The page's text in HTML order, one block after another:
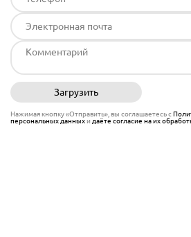
Загрузить
Нажимая кнопку «Отправить», вы соглашаетесь с
персональных данныхи даёте согласие на их